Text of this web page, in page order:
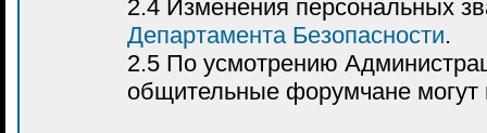
2.4 Изменения персональных
Департамента Безопасности.
2.5 По усмотрению
общительные форумчане